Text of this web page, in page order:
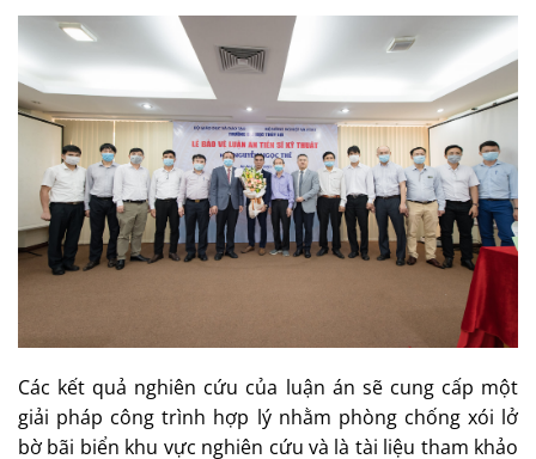
Các kết quả nghiên cứu của luận án sẽ cung cấp một
giải pháp công trình hợp lý nhằm phòng chống xói lở
bờ bãi biển khu vực nghiên cứu và là tài liệu tham khảo